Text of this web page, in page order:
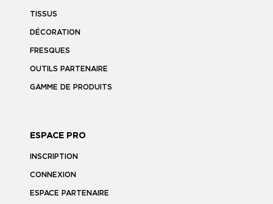
TISSUS
DÉCORATION
FRESQUES
OUTILS PARTENAIRE
GAMME DE PRODUITS
ESPACE PRO
INSCRIPTION
CONNEXION
ESPACE PARTENAIRE